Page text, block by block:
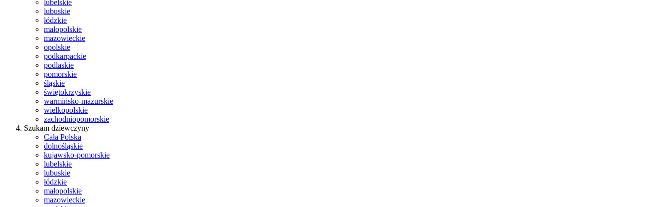
lubelskie
lubuskie
łódzkie
małopolskie
mazowieckie
opolskie
podkarpackie
podlaskie
pomorskie
śląskie
świętokrzyskie
warmińsko-mazurskie
wielkopolskie
zachodniopomorskie
Szukam dziewczyny
Cała Polska
dolnośląskie
kujawsko-pomorskie
lubelskie
lubuskie
łódzkie
małopolskie
mazowieckie